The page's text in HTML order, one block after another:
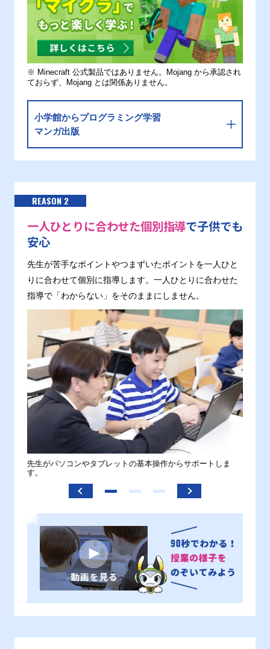
※ Minecraft 公式製品ではありません。Mojang から承認され
ておらず、Mojang とは関係ありません。
小学館からプログラミング学習
マンガ出版
REASON 2
一人ひとりに合わせた個別指導で子供でも
安心
先生が苦手なポイントやつまずいたポイントを一人ひと
りに合わせて個別に指導します。一人ひとりに合わせた
指導で「わからない」をそのままにしません。
先生がパソコンやタブレットの基本操作からサポートしま
す。